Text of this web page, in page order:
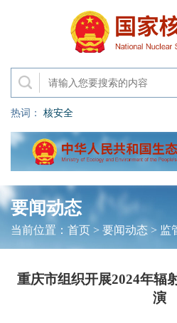
热词： 核安全
要闻动态
当前位置： 首页> 要闻动态 > 监
重庆市组织开展2024年辐
演